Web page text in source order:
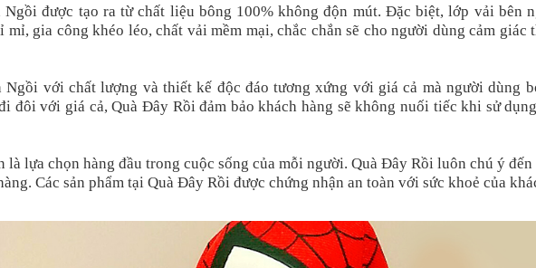
Ngồi được tạo ra từ chất liệu bông 100% không độn mút. Đặc biệt, lớp vải bên
mỉ, gia công khéo léo, chất vải mềm mại, chắc chắn sẽ cho người dùng cảm giác
Ngồi với chất lượng và thiết kế độc đáo tương xứng với giá cả mà người dùng
đôi với giá cả, Quà Đây Rồi đảm bảo khách hàng sẽ không nuối tiếc khi sử
là lựa chọn hàng đầu trong cuộc sống của mỗi người. Quà Đây Rồi luôn chú ý đến
Các sản phẩm tại Quà Đây Rồi được chứng nhận an toàn với sức khoẻ của